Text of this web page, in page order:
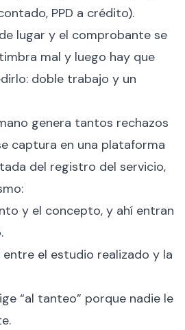
PPD a crédito).
lugar y el comprobante se
mal y luego hay que
doble trabajo y un
genera tantos rechazos
captura en una plataforma
del registro del servicio,
y el concepto, y ahí entran
el estudio realizado y la
“al tanteo” porque nadie le